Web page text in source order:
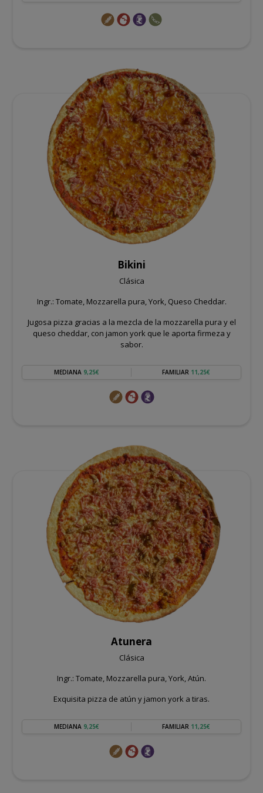
Bikini
Clásica
Ingr.: Tomate, Mozzarella pura, York, Queso Cheddar.
Jugosa pizza gracias a la mezcla de la mozzarella pura y el
queso cheddar, con jamon york que le aporta firmeza y
sabor.
MEDIANA 9,25€ FAMILIAR 11,25€
Atunera
Clásica
Ingr.: Tomate, Mozzarella pura, York, Atún.
Exquisita pizza de atún y jamon york a tiras.
MEDIANA 9,25€ FAMILIAR 11,25€